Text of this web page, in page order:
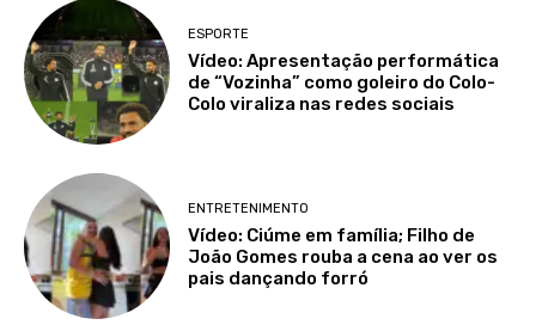
ESPORTE
Vídeo: Apresentação performática
de “Vozinha” como goleiro do Colo-
Colo viraliza nas redes sociais
ENTRETENIMENTO
Vídeo: Ciúme em família; Filho de
João Gomes rouba a cena ao ver os
pais dançando forró